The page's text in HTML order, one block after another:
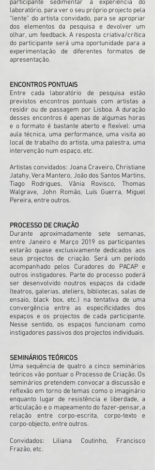
participante sedimentar a experiência do
laboratório, para ver o seu próprio projecto pela
“lente” do artista convidado, para se apropriar
dos elementos da pesquisa e devolver um
olhar, um feedback. A resposta criativa/crítica
do participante será uma oportunidade para a
experimentação de diferentes formatos de
apresentação.
ENCONTROS PONTUAIS
Entre cada laboratório de pesquisa estão
previstos encontros pontuais com artistas a
residir ou de passagem por Lisboa. A duração
desses encontros é apenas de algumas horas
e o formato é bastante aberto e flexível: uma
aula técnica, uma performance, uma visita ao
local de trabalho do artista, uma palestra, uma
intervenção num espaço, etc.
Artistas convidados: Joana Craveiro, Christiane
Jatahy, Vera Mantero, João dos Santos Martins,
Tiago Rodrigues, Vânia Rovisco, Thomas
Walgrave, John Romão, Luís Guerra, Miguel
Pereira, entre outros.
PROCESSO DE CRIAÇÃO
Durante aproximadamente sete semanas,
entre Janeiro e Março 2019 os participantes
estarão quase exclusivamente dedicados aos
seus projectos de criação. Será um período
acompanhado pelos Curadores do PACAP e
outros instigadores. Parte do processo poderá
ser desenvolvido noutros espaços da cidade
(teatros, galerias, ateliers, bibliotecas, salas de
ensaio, black box, etc.) na tentativa de uma
convergência entre as especificidades dos
espaços e os projectos de cada participante.
Nesse sentido, os espaços funcionam como
instigadores passivos dos projectos individuais.
SEMINÁRIOS TEÓRICOS
Uma sequência de quatro a cinco seminários
teóricos vão pontuar o Processo de Criação. Os
seminários pretendem convocar a discussão e
reflexão em torno de temas como o imaginário
enquanto lugar de resistência e liberdade, a
articulação e o mapeamento do fazer-pensar, a
relação entre corpo-escrita, corpo-texto e
corpo-objecto, entre outros.
Convidados: Liliana Coutinho, Francisco
Frazão, etc.